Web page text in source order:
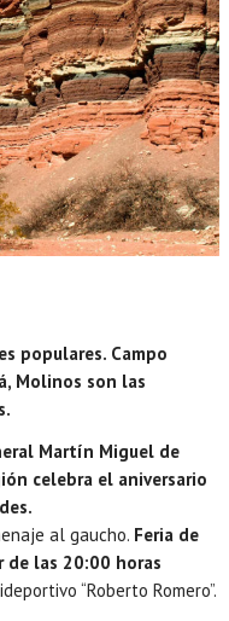
populares. Campo
Molinos son las
Martín Miguel de
celebra el aniversario
al gaucho. Feria de
de las 20:00 horas
“Roberto Romero”.